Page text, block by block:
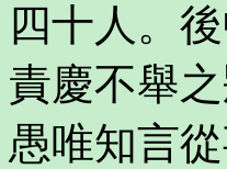
四十人。
責慶不舉
愚唯知言